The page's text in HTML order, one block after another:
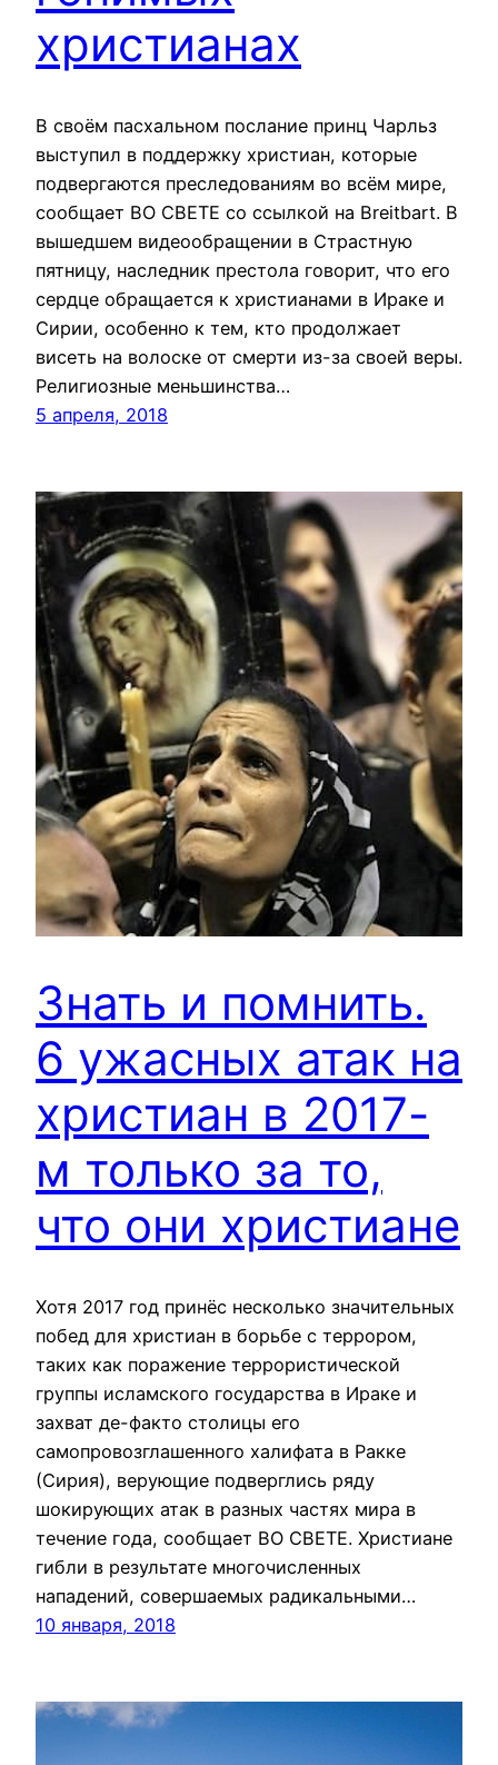
христианах
В своём пасхальном послание принц Чарльз
выступил в поддержку христиан, которые
подвергаются преследованиям во всём мире,
сообщает ВО СВЕТЕ со ссылкой на Breitbart. В
вышедшем видеообращении в Страстную
пятницу, наследник престола говорит, что его
сердце обращается к христианами в Ираке и
Сирии, особенно к тем, кто продолжает
висеть на волоске от смерти из-за своей веры.
Религиозные меньшинства…
5 апреля, 2018
Знать и помнить.
6 ужасных атак на
христиан в 2017-
м только за то,
что они христиане
Хотя 2017 год принёс несколько значительных
побед для христиан в борьбе с террором,
таких как поражение террористической
группы исламского государства в Ираке и
захват де-факто столицы его
самопровозглашенного халифата в Ракке
(Сирия), верующие подверглись ряду
шокирующих атак в разных частях мира в
течение года, сообщает ВО СВЕТЕ. Христиане
гибли в результате многочисленных
нападений, совершаемых радикальными…
10 января, 2018